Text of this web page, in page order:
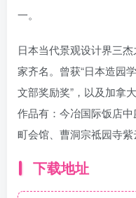
一。
日本当代景观设计界三
家齐名。曾获“日本造园
文部奖励奖”，以及加拿
作品有：今冶国际饭店
町会馆、曹洞宗祗园寺紫
下载地址